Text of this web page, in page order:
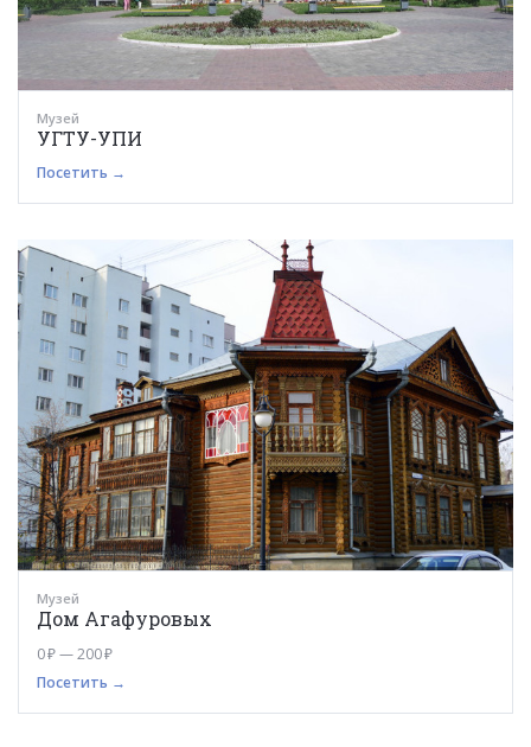
Музей
УГТУ-УПИ
Посетить →
Музей
Дом Агафуровых
0 ₽ — 200 ₽
Посетить →